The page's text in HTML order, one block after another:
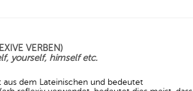
VERBEN)
yourself, himself etc.
dem Lateinischen und bedeutet